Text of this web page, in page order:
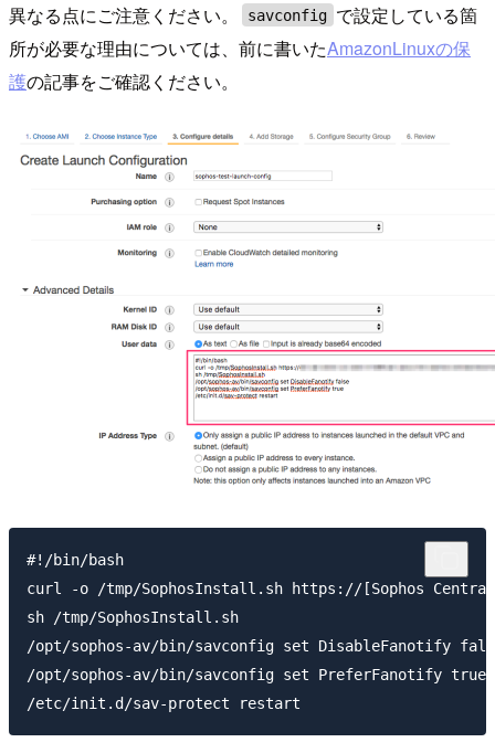
異なる点にご注意ください。
savconfig で設定している箇
所が必要な理由については、前に書いたAmazonLinuxの保
護の記事をご確認ください。
#!/bin/bash
curl -o /tmp/SophosInstall.sh https://[Sophos Centralか
sh /tmp/SophosInstall.sh
/opt/sophos-av/bin/savconfig set DisableFanotify
/opt/sophos-av/bin/savconfig set PreferFanotify true